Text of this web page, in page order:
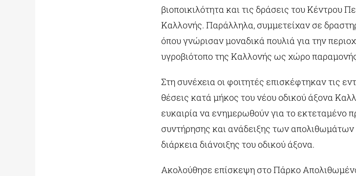
βιοποικιλότητα και τις δράσεις του Κέντρου
Καλλονής. Παράλληλα, συμμετείχαν σε
όπου γνώρισαν μοναδικά πουλιά για την
υγροβιότοπο της Καλλονής ως χώρο
Στη συνέχεια οι φοιτητές επισκέφτηκαν τις
θέσεις κατά μήκος του νέου οδικού άξονα
ευκαιρία να ενημερωθούν για το εκτεταμένο
συντήρησης και ανάδειξης των
διάρκεια διάνοιξης του οδικού άξονα.
Ακολούθησε επίσκεψη στο Πάρκο